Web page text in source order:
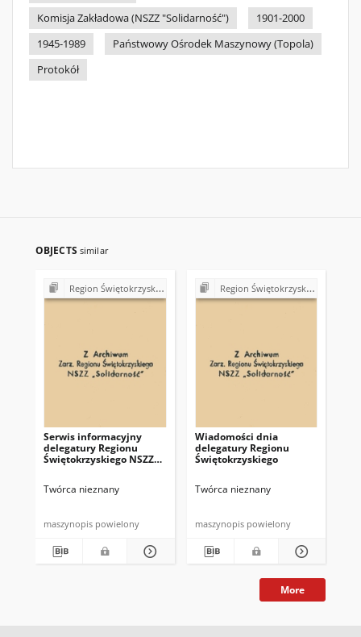
Komisja Zakładowa (NSZZ "Solidarność")
1901-2000
1945-1989
Państwowy Ośrodek Maszynowy (Topola)
Protokół
OBJECTS similar
Region Świętokrzyski NSZZ "Solidarność". Delegatura Starachowice
Serwis informacyjny
delegatury Regionu
Świętokrzyskiego NSZZ
Twórca nieznany
maszynopis powielony
Region Świętokrzyski NSZZ "Solidarność". Delegatura Starachowice
Wiadomości dnia
delegatury Regionu
Świętokrzyskiego
Twórca nieznany
maszynopis powielony
More